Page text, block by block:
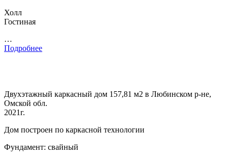
Холл
Гостиная
…
Подробнее
Двухэтажный каркасный дом 157,81 м2 в Любинском р-не,
Омской обл.
2021г.
Дом построен по каркасной технологии
Фундамент: свайный